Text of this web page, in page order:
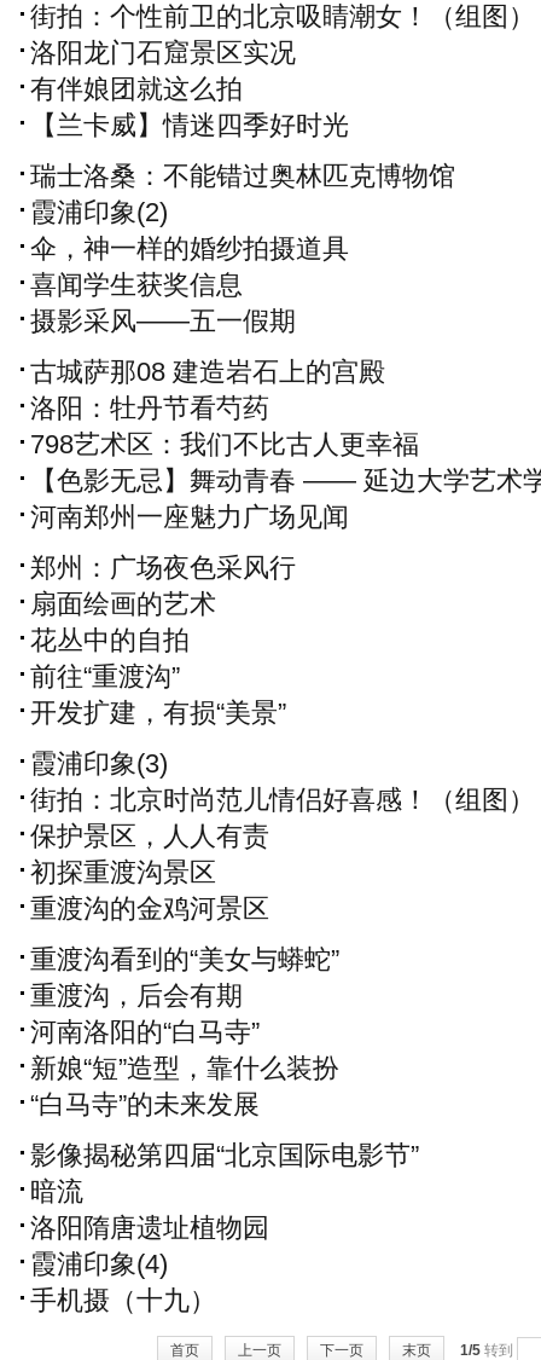
街拍：个性前卫的北京吸睛潮女！（组图）
洛阳龙门石窟景区实况
有伴娘团就这么拍
【兰卡威】情迷四季好时光
瑞士洛桑：不能错过奥林匹克博物馆
霞浦印象(2)
伞，神一样的婚纱拍摄道具
喜闻学生获奖信息
摄影采风——五一假期
古城萨那08 建造岩石上的宫殿
洛阳：牡丹节看芍药
798艺术区：我们不比古人更幸福
【色影无忌】舞动青春 —— 延边大学艺术
舞蹈系毕业作品
河南郑州一座魅力广场见闻
郑州：广场夜色采风行
扇面绘画的艺术
花丛中的自拍
前往“重渡沟”
开发扩建，有损“美景”
霞浦印象(3)
街拍：北京时尚范儿情侣好喜感！（组图）
保护景区，人人有责
初探重渡沟景区
重渡沟的金鸡河景区
重渡沟看到的“美女与蟒蛇”
重渡沟，后会有期
河南洛阳的“白马寺”
新娘“短”造型，靠什么装扮
“白马寺”的未来发展
影像揭秘第四届“北京国际电影节”
暗流
洛阳隋唐遗址植物园
霞浦印象(4)
手机摄（十九）
首页 上一页 下一页 末页 1/5 转到